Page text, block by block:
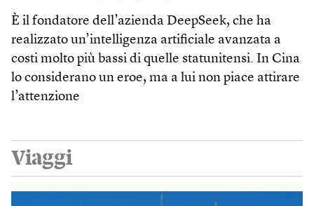
È il fondatore dell’azienda DeepSeek, che ha
realizzato un’intelligenza artificiale avanzata a
costi molto più bassi di quelle statunitensi. In Cina
lo considerano un eroe, ma a lui non piace attirare
l’attenzione
Viaggi